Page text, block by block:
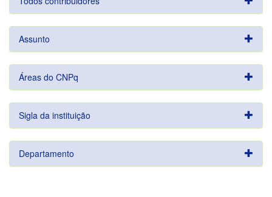
Assunto
Áreas do CNPq
Sigla da instituição
Departamento